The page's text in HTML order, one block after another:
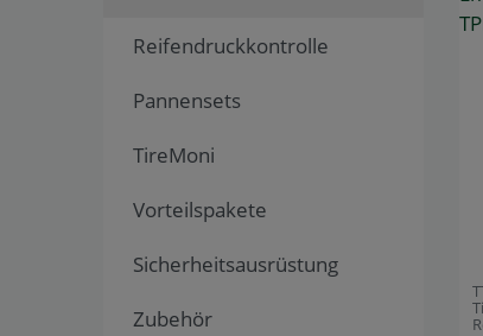
Reifendruckkontrolle
Pannensets
TireMoni
Vorteilspakete
Sicherheitsausrüstung
Zubehör